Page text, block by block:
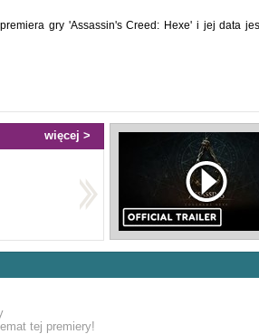
gry 'Assassin's Creed: Hexe' i jej data
więcej >
tej premiery!